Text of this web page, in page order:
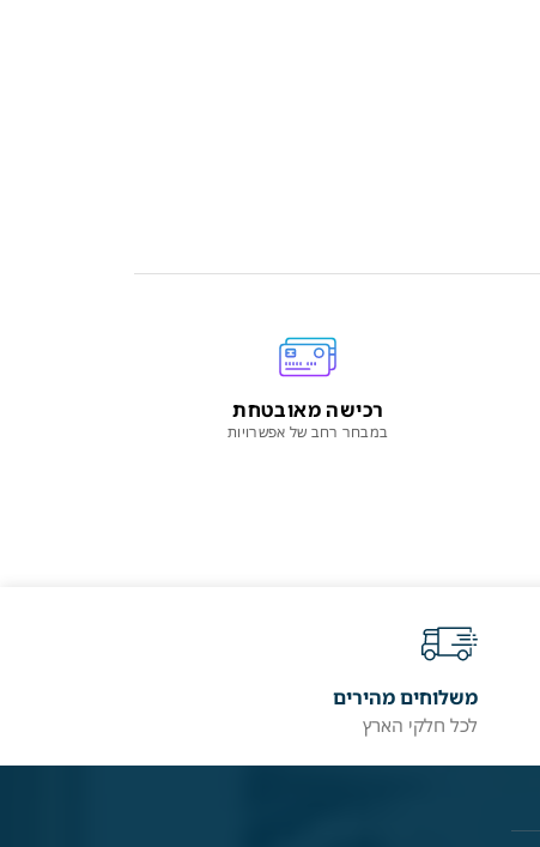
רכישה מאובטחת
במבחר רחב של אפשרויות
משלוחים מהירים
לכל חלקי הארץ